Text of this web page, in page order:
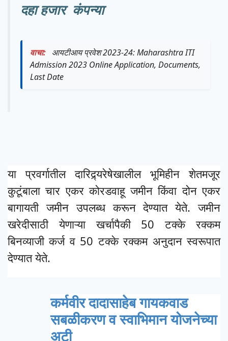
दहा हजार कंपन्या
वाचा: आयटीआय प्रवेश 2023-24: Maharashtra ITI
Admission 2023 Online Application, Documents,
Last Date
या प्रवर्गातील दारिद्र्यरेषेखालील भूमिहीन शेतमजूर
कुटूंबाला चार एकर कोरडवाहू जमीन किंवा दोन एकर
बागायती जमीन उपलब्ध करून देण्यात येते. जमीन
खरेदीसाठी येणाऱ्या खर्चापैकी 50 टक्के रक्कम
बिनव्याजी कर्ज व 50 टक्के रक्कम अनुदान स्वरूपात
देण्यात येते.
कर्मवीर दादासाहेब गायकवाड
सबळीकरण व स्वाभिमान योजनेच्या
अटी